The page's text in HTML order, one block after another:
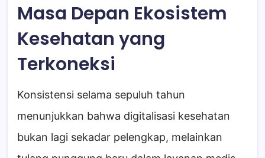
Masa Depan Ekosistem
Kesehatan yang
Terkoneksi
Konsistensi selama sepuluh tahun
menunjukkan bahwa digitalisasi kesehatan
bukan lagi sekadar pelengkap, melainkan